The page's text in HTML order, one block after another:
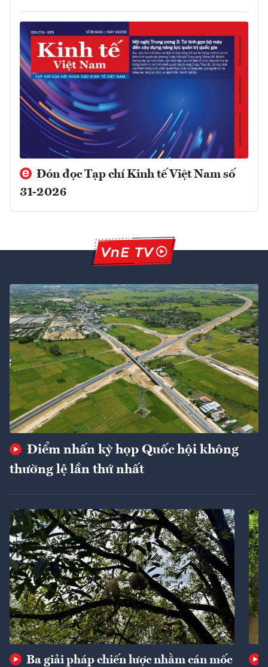
Đón đọc Tạp chí Kinh tế Việt Nam số
31-2026
Điểm nhấn kỳ họp Quốc hội không
thường lệ lần thứ nhất
Ba giải pháp chiến lược nhằm cán mốc